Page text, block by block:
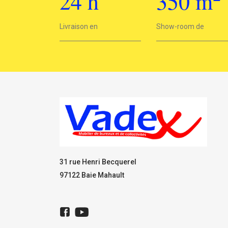
Livraison en Show-room de
31 rue Henri Becquerel
97122 Baie Mahault